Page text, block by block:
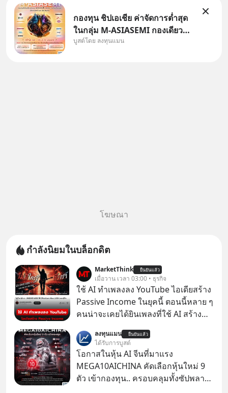
กองทุน ชิปเอเชีย ค่าจัดการต่ำสุด
ในกลุ่ม M-ASIASEMI กองเดียว
ครบ มีทั้ง CXMT จากจีน TSMC
บูสต์โดย ลงทุนแมน
โฆษณา
กำลังนิยมในบล็อกดิต
MarketThink ยืนยันแล้ว
เมื่อวาน เวลา 03:00 • ธุรกิจ
ใช้ AI ทำเพลงลง YouTube ไอเดียสร้าง
Passive Income ในยุคนี้ ตอนนี้หลาย ๆ
คนน่าจะเคยได้ยินเพลงที่ใช้ AI สร้าง
รู้ตัวเรา” จากช่องชื่อว่า UNHEARD
MUSIC ที่ตอนนี้มียอดรับชมกว่า 26
ล้านครั้งแล้ว
ลงทุนแมน ยืนยันแล้ว
ได้รับการบูสต์
โอกาสในหุ้น AI จีนที่มาแรง
MEGA10AICHINA คัดเลือกหุ้นใหม่ 9
ตัว เข้ากองทุน.. ครอบคลุมทั้งซัปพลาย